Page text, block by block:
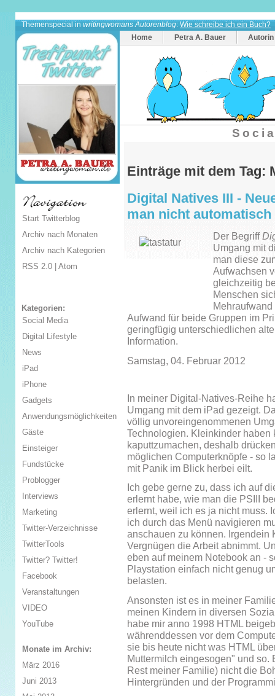
Themenspecial in writingwomans Autorenblog: Wie schreibe ich ein Buch?
Home
Petra A. Bauer Autorin
Einträge mit dem Tag:
Digital Natives III -
man nicht automatisch
Der Begriff
Umgang mit
man diese
Aufwachsen
gleichzeitig
Menschen
Aufwand für beide Gruppen im
geringfügig unterschiedlichen
Information.
Samstag, 04. Februar 2012
In meiner Digital-Natives-Reihe
Umgang mit dem iPad gezeigt.
völlig unvoreingenommenen
Technologien. Kleinkinder haben
kaputtzumachen, deshalb
möglichen Computerknöpfe - so
mit Panik im Blick herbei eilt.
Ich gebe gerne zu, dass ich auf
erlernt habe, wie man die PSIII
erlernt, weil ich es ja nicht muss.
ich durch das Menü navigieren
anschauen zu können. Irgendein
Vergnügen die Arbeit abnimmt.
eben auf meinem Notebook an -
Playstation einfach nicht genug
belasten.
Ansonsten ist es in meiner
meinen Kindern in diversen
habe mir anno 1998 HTML
währenddessen vor dem
sie bis heute nicht was HTML
Muttermilch eingesogen" und so.
Rest meiner Familie) nicht die
Hintergründen und der
Start Twitterblog
Archiv nach Monaten
Archiv nach Kategorien
RSS 2.0 | Atom
Kategorien:
Social Media
Digital Lifestyle
News
iPad
iPhone
Gadgets
Anwendungsmöglichkeiten
Gäste
Einsteiger
Fundstücke
Problogger
Interviews
Marketing
Twitter-Verzeichnisse
TwitterTools
Twitter? Twitter!
Facebook
Veranstaltungen
VIDEO
YouTube
Monate im Archiv:
März 2016
Juni 2013